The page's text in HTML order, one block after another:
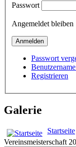
Passwort
Angemeldet bleiben
Passwort
Registrieren
Galerie
Startseite
Vereinsmeisterschaft